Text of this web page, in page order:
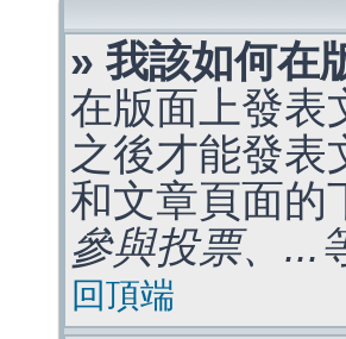
» 我該如何在
在版面上發表
之後才能發表
和文章頁面
參與投票、...
回頂端